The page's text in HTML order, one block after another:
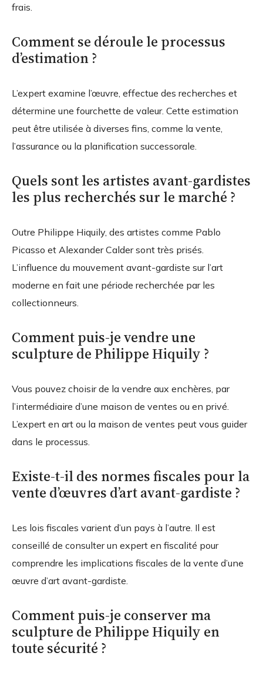
frais.
Comment se déroule le processus
d’estimation ?
L’expert examine l’œuvre, effectue des recherches et
détermine une fourchette de valeur. Cette estimation
peut être utilisée à diverses fins, comme la vente,
l’assurance ou la planification successorale.
Quels sont les artistes avant-gardistes
les plus recherchés sur le marché ?
Outre Philippe Hiquily, des artistes comme Pablo
Picasso et Alexander Calder sont très prisés.
L’influence du mouvement avant-gardiste sur l’art
moderne en fait une période recherchée par les
collectionneurs.
Comment puis-je vendre une
sculpture de Philippe Hiquily ?
Vous pouvez choisir de la vendre aux enchères, par
l’intermédiaire d’une maison de ventes ou en privé.
L’expert en art ou la maison de ventes peut vous guider
dans le processus.
Existe-t-il des normes fiscales pour la
vente d’œuvres d’art avant-gardiste ?
Les lois fiscales varient d’un pays à l’autre. Il est
conseillé de consulter un expert en fiscalité pour
comprendre les implications fiscales de la vente d’une
œuvre d’art avant-gardiste.
Comment puis-je conserver ma
sculpture de Philippe Hiquily en
toute sécurité ?